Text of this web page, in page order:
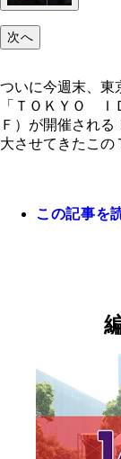
クマリ
ＢＥＹ
次へ
ついに今週末、東
「ＴＯＫＹＯ Ｉ
Ｆ）が開催され
大させてきたこの
この記事を